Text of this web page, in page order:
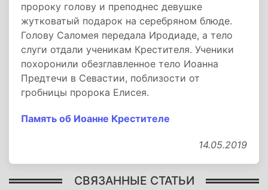
пророку голову и преподнес девушке
жутковатый подарок на серебряном блюде.
Голову Саломея передала Иродиаде, а тело
слуги отдали ученикам Крестителя. Ученики
похоронили обезглавленное тело Иоанна
Предтечи в Севастии, поблизости от
гробницы пророка Елисея.
Память об Иоанне Крестителе
14.05.2019
СВЯЗАННЫЕ СТАТЬИ